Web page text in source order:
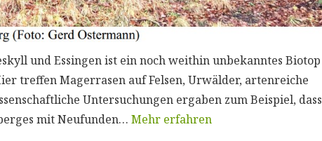
und Essingen ist ein noch weithin unbekanntes Biotop
treffen Magerrasen auf Felsen, Urwälder, artenreiche
Untersuchungen ergaben zum Beispiel, dass
mit Neufunden… Mehr erfahren